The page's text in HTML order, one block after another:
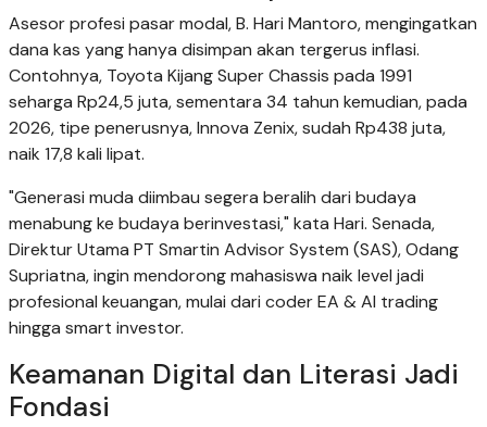
Asesor profesi pasar modal, B. Hari Mantoro, mengingatkan
dana kas yang hanya disimpan akan tergerus inflasi.
Contohnya, Toyota Kijang Super Chassis pada 1991
seharga Rp24,5 juta, sementara 34 tahun kemudian, pada
2026, tipe penerusnya, Innova Zenix, sudah Rp438 juta,
naik 17,8 kali lipat.
"Generasi muda diimbau segera beralih dari budaya
menabung ke budaya berinvestasi," kata Hari. Senada,
Direktur Utama PT Smartin Advisor System (SAS), Odang
Supriatna, ingin mendorong mahasiswa naik level jadi
profesional keuangan, mulai dari coder EA & AI trading
hingga smart investor.
Keamanan Digital dan Literasi Jadi
Fondasi